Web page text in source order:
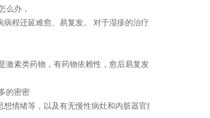
么办，
程迁延难愈、易复发。 对于湿疹的治疗来说最好选
素类药物，有药物依赖性，愈后易复发，反反复
的密密
情绪等，以及有无慢性病灶和内脏器官疾病。内用疗